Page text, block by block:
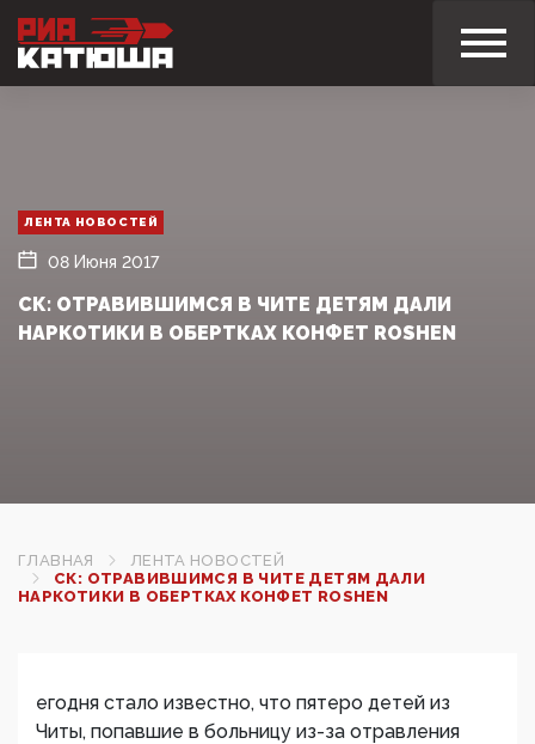
ЛЕНТА НОВОСТЕЙ
08 Июня 2017
СК: ОТРАВИВШИМСЯ В ЧИТЕ ДЕТЯМ ДАЛИ
НАРКОТИКИ В ОБЕРТКАХ КОНФЕТ ROSHEN‍
ГЛАВНАЯ
ЛЕНТА НОВОСТЕЙ
СК: ОТРАВИВШИМСЯ В ЧИТЕ ДЕТЯМ ДАЛИ
НАРКОТИКИ В ОБЕРТКАХ КОНФЕТ ROSHEN‍
егодня стало известно, что пятеро детей из
Читы, попавшие в больницу из-за отравления